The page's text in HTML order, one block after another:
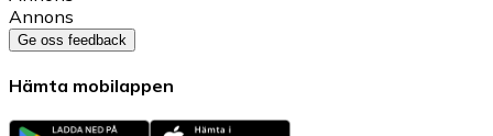
Annons
Ge oss feedback
Hämta mobilappen